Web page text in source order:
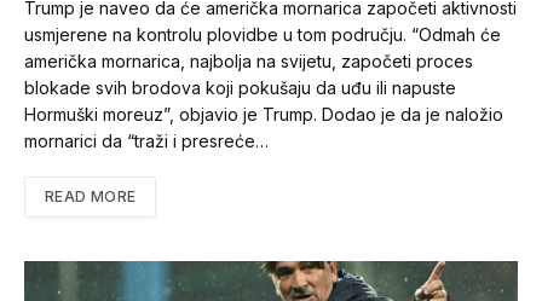
Trump je naveo da će američka mornarica započeti aktivnosti
usmjerene na kontrolu plovidbe u tom području. “Odmah će
američka mornarica, najbolja na svijetu, započeti proces
blokade svih brodova koji pokušaju da uđu ili napuste
Hormuški moreuz”, objavio je Trump. Dodao je da je naložio
mornarici da “traži i presreće…
READ MORE